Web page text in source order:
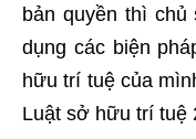
bản quyền thì
dụng các biện
hữu trí tuệ của
Luật sở hữu trí tuệ